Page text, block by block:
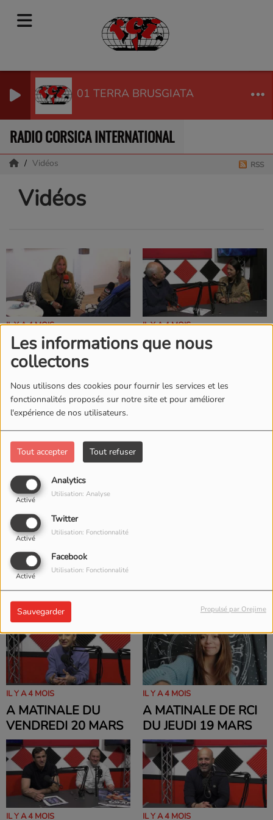
Les informations que nous
collectons
Nous utilisons des cookies pour fournir les services et les
fonctionnalités proposés sur notre site et pour améliorer
l'expérience de nos utilisateurs.
Tout accepter Tout refuser
Analytics
Activé
Utilisation: Analyse
Twitter
Activé
Utilisation: Fonctionnalité
Facebook
Activé
Utilisation: Fonctionnalité
Sauvegarder Propulsé par Orejime
01 TERRA BRUSGIATA
RADIO CORSICA INTERNATIONAL
Vidéos
Vidéos
RSS
IL Y A 4 MOIS
A MATINALE DE RCI
DU LUNDI 30 MARS
IL Y A 4 MOIS
A MATINALE DU
VENDREDI 27 MARS
IL Y A 4 MOIS
A MATINALE DE RCI
DU JEUDI 26 MARS
IL Y A 4 MOIS
A MATINALE DE RCI
DU MARDI 24 MARS
A MATINALE DE RCI
DU LUNDI 23 MARS
IL Y A 4 MOIS
A MATINALE DU
VENDREDI 20 MARS
IL Y A 4 MOIS
A MATINALE DE RCI
DU JEUDI 19 MARS
IL Y A 4 MOIS IL Y A 4 MOIS